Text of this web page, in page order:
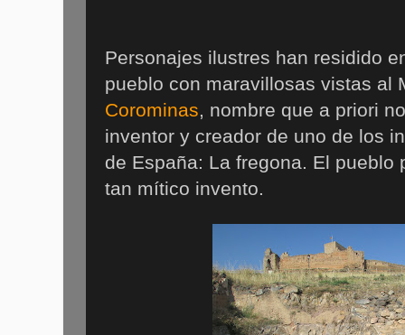
Personajes ilustres han residido
pueblo con maravillosas vistas al
Corominas , nombre que a priori
inventor y creador de uno de los
de España: La fregona. El pueblo
tan mítico invento.